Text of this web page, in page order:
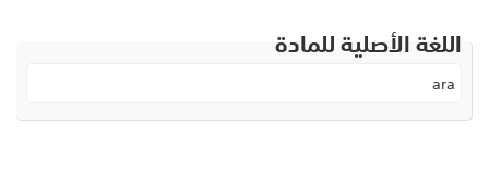
اللغة الأصلية للمادة
ara